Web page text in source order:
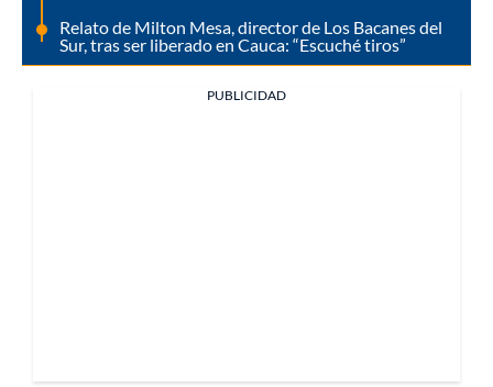
Relato de Milton Mesa, director de Los Bacanes del
Sur, tras ser liberado en Cauca: “Escuché tiros”
PUBLICIDAD